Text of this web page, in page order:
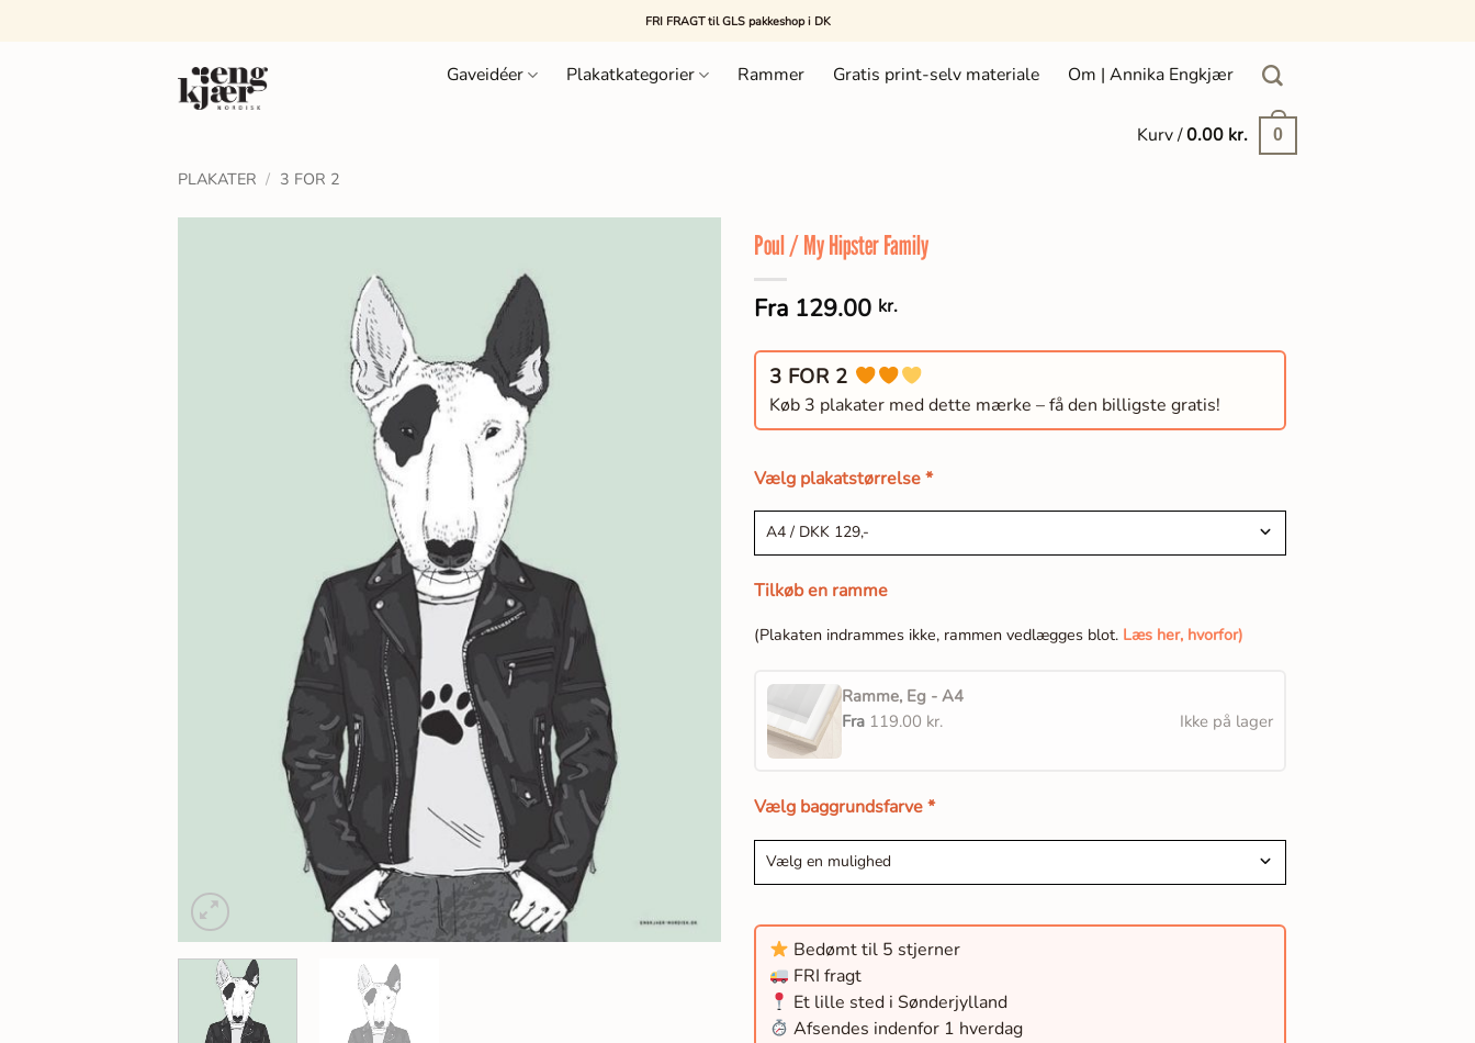
FRI FRAGT til GLS pakkeshop i DK
Gaveidéer Plakatkategorier Rammer Gratis print-selv materiale Om | Annika Engkjær
Kurv /0.00 kr. 0
PLAKATER / 3 FOR 2
Poul / My Hipster Family
Fra 129.00 kr.
3 FOR 2
Køb 3 plakater med dette mærke – få den billigste gratis!
Vælg plakatstørrelse*
Tilkøb en ramme
(Plakaten indrammes ikke, rammen vedlægges blot. Læs her, hvorfor)
Ramme, Eg - A4
Fra 119.00 kr. Ikke på lager
Vælg baggrundsfarve*
Bedømt til 5 stjerner
FRI fragt
Et lille sted i Sønderjylland
Afsendes indenfor 1 hverdag